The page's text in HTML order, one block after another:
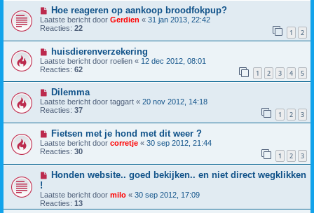
Hoe reageren op aankoop broodfokpup?
Laatste bericht door Gerdien « 31 jan 2013, 22:42
Reacties: 22 1 2
huisdierenverzekering
Laatste bericht door roelien « 12 dec 2012, 08:01
Reacties: 62 1 2 3 4 5
Dilemma
Laatste bericht door taggart « 20 nov 2012, 14:18
Reacties: 37 1 2 3
Fietsen met je hond met dit weer ?
Laatste bericht door corretje « 30 sep 2012, 21:44
Reacties: 30 1 2 3
Honden website.. goed bekijken.. en niet direct wegklikken
!
Laatste bericht door milo « 30 sep 2012, 17:09
Reacties: 13